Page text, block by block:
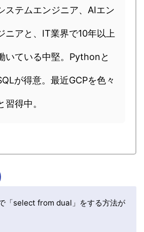
ステムエンジニア、AIエン
ニアと、IT業界で10年以上
いている中堅。Pythonと
が得意。最近GCPを色々
習得中。
「select from dual」をする方法が